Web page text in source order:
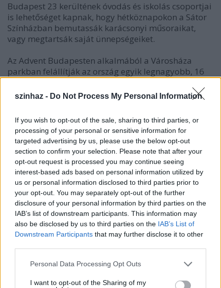
szinhaz - Do Not Process My Personal Information
If you wish to opt-out of the sale, sharing to third parties, or
processing of your personal or sensitive information for
targeted advertising by us, please use the below opt-out
section to confirm your selection. Please note that after your
opt-out request is processed you may continue seeing
interest-based ads based on personal information utilized by
us or personal information disclosed to third parties prior to
your opt-out. You may separately opt-out of the further
disclosure of your personal information by third parties on the
IAB’s list of downstream participants. This information may
also be disclosed by us to third parties on the IAB’s List of
Downstream Participants that may further disclose it to other
Please note that this website/app uses one or more Google
not limited to your visit or usage behaviour. You may click to
Personal Data Processing Opt Outs
I want to opt-out of the Sharing of my
Budapest 23 kerültének óvodás és iskolás csoportjai
is lehetőséget kapnak, hogy hétköznapokon a Sátor
Színházban bemutassák karácsonyi műsoraikat,
vagy megtartsák saját ünnepségeiket.
Az Advent Budapesten alkalmából a Városháza
parkban felállítják az ország egyik legnagyobb, 16
ajánlott fel Tarlós István főpolgármesternek. Egy 10
méter átmérőjű adventi koszorú is kiállításra kerül,
melynek gyertyáit a négy adventi hétvégén
ünnepélyes szertartás keretében gyújtják meg.